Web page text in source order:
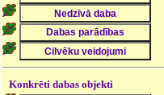
Konkrēti dabas objekti